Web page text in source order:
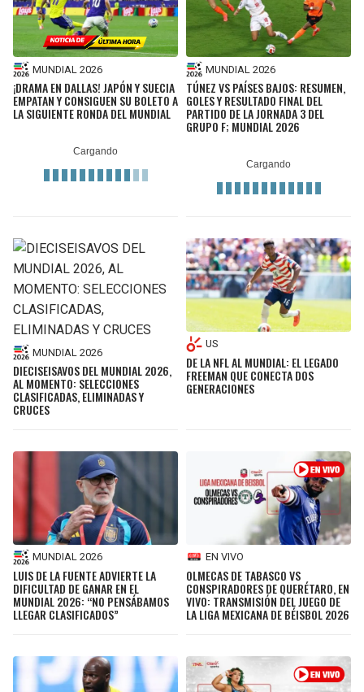
MUNDIAL 2026
¡DRAMA EN DALLAS! JAPÓN Y SUECIA
EMPATAN Y CONSIGUEN SU BOLETO A
LA SIGUIENTE RONDA DEL MUNDIAL
MUNDIAL 2026
TÚNEZ VS PAÍSES BAJOS: RESUMEN,
GOLES Y RESULTADO FINAL DEL
PARTIDO DE LA JORNADA 3 DEL
GRUPO F; MUNDIAL 2026
MUNDIAL 2026
DIECISEISAVOS DEL MUNDIAL 2026,
AL MOMENTO: SELECCIONES
CLASIFICADAS, ELIMINADAS Y
CRUCES
US
DE LA NFL AL MUNDIAL: EL LEGADO
FREEMAN QUE CONECTA DOS
GENERACIONES
MUNDIAL 2026
LUIS DE LA FUENTE ADVIERTE LA
DIFICULTAD DE GANAR EN EL
MUNDIAL 2026: “NO PENSÁBAMOS
LLEGAR CLASIFICADOS”
EN VIVO
OLMECAS DE TABASCO VS
CONSPIRADORES DE QUERÉTARO, EN
VIVO: TRANSMISIÓN DEL JUEGO DE
LA LIGA MEXICANA DE BÉISBOL 2026